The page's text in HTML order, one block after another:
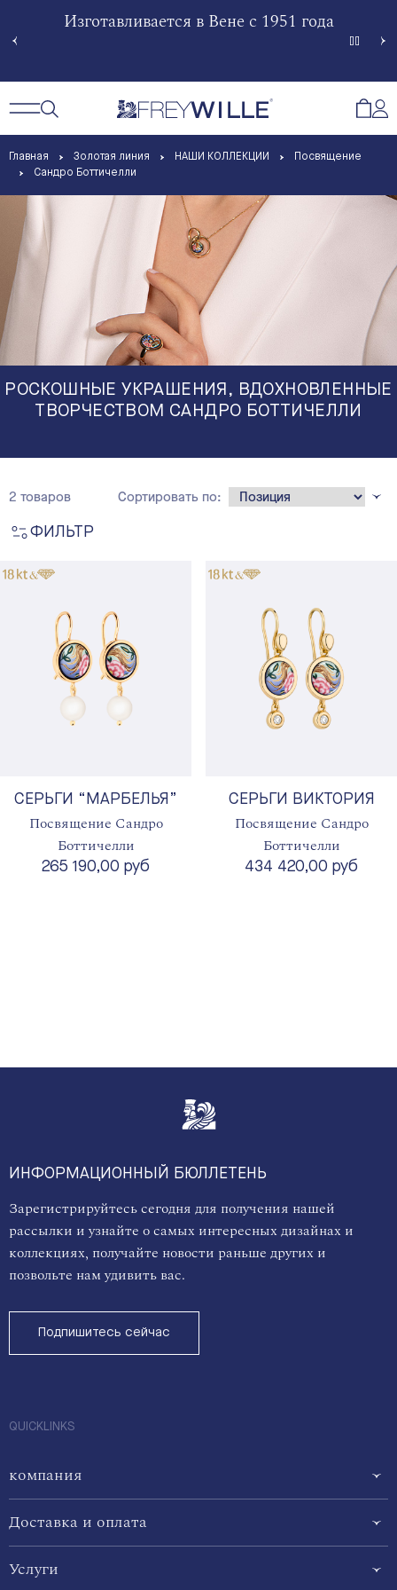
Изготавливается в Вене с 1951 года
Открыть / Закрыть навигацию
Открытый поиск
Главная Золотая линия НАШИ КОЛЛЕКЦИИ
Посвящение
Сандро Боттичелли
РОСКОШНЫЕ УКРАШЕНИЯ, ВДОХНОВЛЕННЫЕ
ТВОРЧЕСТВОМ САНДРО БОТТИЧЕЛЛИ
ФИЛЬТР
СЕРЬГИ “МАРБЕЛЬЯ”
Посвящение Сандро
Боттичелли
265 190,00 руб
СЕРЬГИ ВИКТОРИЯ
Посвящение Сандро
Боттичелли
434 420,00 руб
2 товаров Сортировать по:
ИНФОРМАЦИОННЫЙ БЮЛЛЕТЕНЬ
Зарегистрируйтесь сегодня для получения нашей
рассылки и узнайте о самых интересных дизайнах и
коллекциях, получайте новости раньше других и
позвольте нам удивить вас.
Подпишитесь сейчас
QUICKLINKS
компания
Доставка и оплата
Услуги